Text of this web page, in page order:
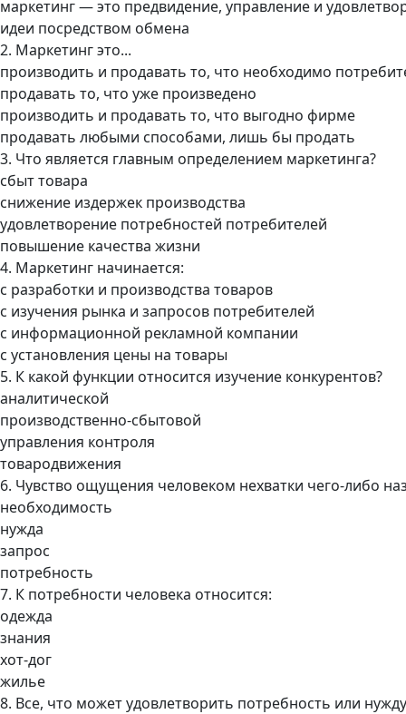
маркетинг — это предвидение, управление и
идеи посредством обмена
2. Маркетинг это...
производить и продавать то, что необходимо
продавать то, что уже произведено
производить и продавать то, что выгодно фирме
продавать любыми способами, лишь бы продать
3. Что является главным определением маркетинга?
сбыт товара
снижение издержек производства
удовлетворение потребностей потребителей
повышение качества жизни
4. Маркетинг начинается:
с разработки и производства товаров
с изучения рынка и запросов потребителей
с информационной рекламной компании
с установления цены на товары
5. К какой функции относится изучение конкурентов?
аналитической
производственно-сбытовой
управления контроля
товародвижения
6. Чувство ощущения человеком нехватки чего-либо
необходимость
нужда
запрос
потребность
7. К потребности человека относится:
одежда
знания
хот-дог
жилье
8. Все, что может удовлетворить потребность или